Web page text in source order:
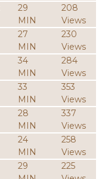
29
MIN
208
Views
27
MIN
230
Views
34
MIN
284
Views
33
MIN
353
Views
28
MIN
337
Views
24
MIN
258
Views
29
225